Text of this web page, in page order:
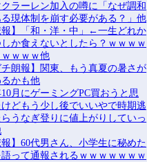
ラーレン加入の噂に「なぜ調和
現体制を崩す必要がある？」他
報】「和・洋・中」←一生どれか
か食えないとしたら？ｗｗｗｗ
ｗｗｗｗ他
チ朗報】関東、もう真夏の暑さが
かも他
月にゲーミングPC買おうと思
けどもう少し後でいいやで時期逃
らうなぎ登りに値上がりしていっ
報】60代男さん、小学生に秘めた
って通報されるｗｗｗｗｗｗｗ